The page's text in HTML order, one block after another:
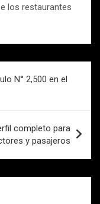
los restaurantes
N° 2,500 en el
completo para
y pasajeros